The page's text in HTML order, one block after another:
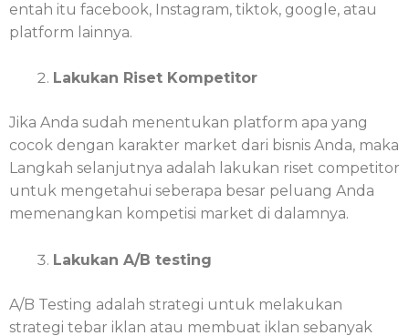
entah itu facebook, Instagram, tiktok, google, atau
platform lainnya.
Lakukan Riset Kompetitor
Jika Anda sudah menentukan platform apa yang
cocok dengan karakter market dari bisnis Anda, maka
Langkah selanjutnya adalah lakukan riset competitor
untuk mengetahui seberapa besar peluang Anda
memenangkan kompetisi market di dalamnya.
Lakukan A/B testing
A/B Testing adalah strategi untuk melakukan
strategi tebar iklan atau membuat iklan sebanyak